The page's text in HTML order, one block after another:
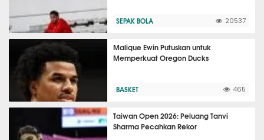
SEPAK BOLA 20537
Malique Ewin Putuskan untuk
Memperkuat Oregon Ducks
BASKET 465
Taiwan Open 2026: Peluang Tanvi
Sharma Pecahkan Rekor